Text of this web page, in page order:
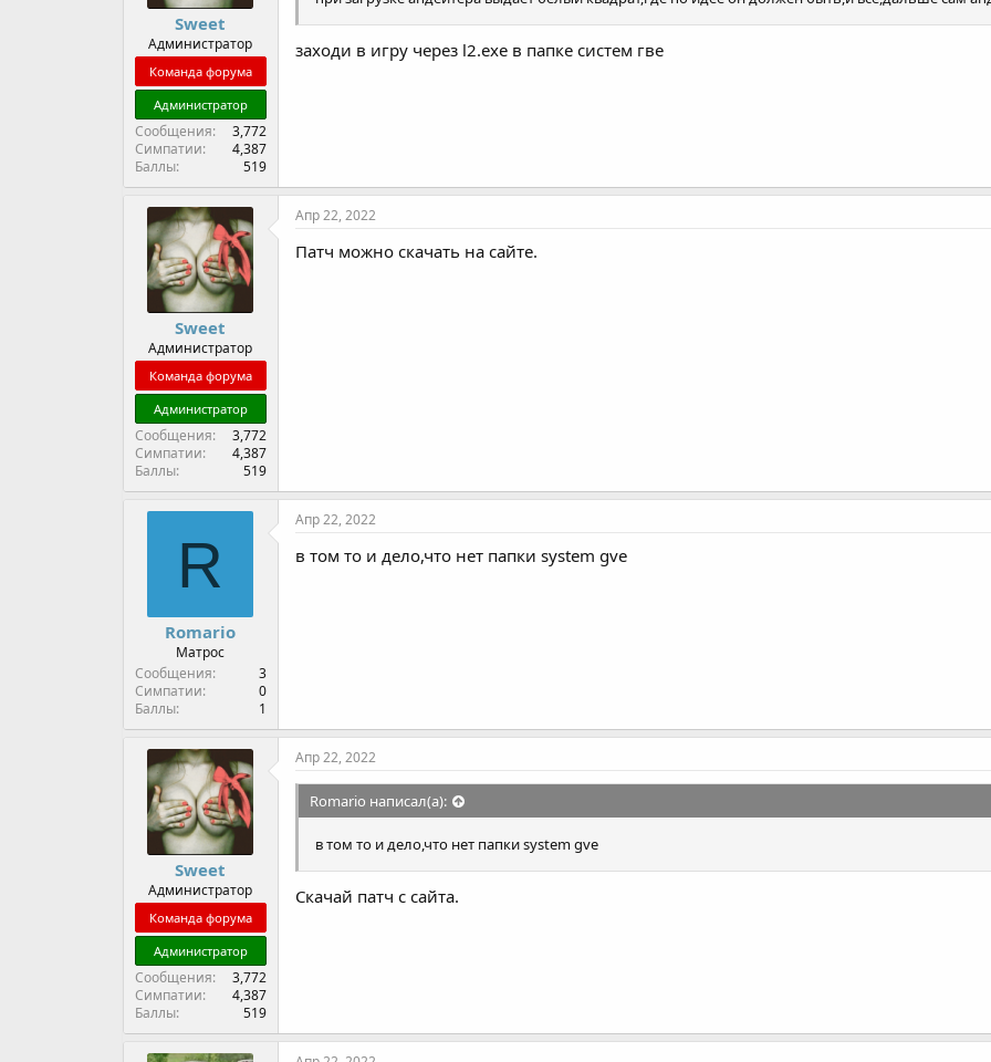
Sweet
Администратор
Команда форума
Администратор
Сообщения
3,772
Симпатии
4,387
Баллы
519
заходи в игру через l2.exe в папке систем гве
Sweet
Администратор
Команда форума
Администратор
Сообщения
3,772
Симпатии
4,387
Баллы
519
Апр 22, 2022
Патч можно скачать на сайте.
R
Romario
Матрос
Сообщения
3
Симпатии
0
Баллы
1
Апр 22, 2022
в том то и дело,что нет папки system gve
Sweet
Администратор
Команда форума
Администратор
Сообщения
3,772
Симпатии
4,387
Баллы
519
Апр 22, 2022
Romario написал(а):
в том то и дело,что нет папки system gve
Скачай патч с сайта.